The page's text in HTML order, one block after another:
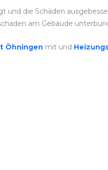
die Schäden
am Gebäude
Öhningen mit und